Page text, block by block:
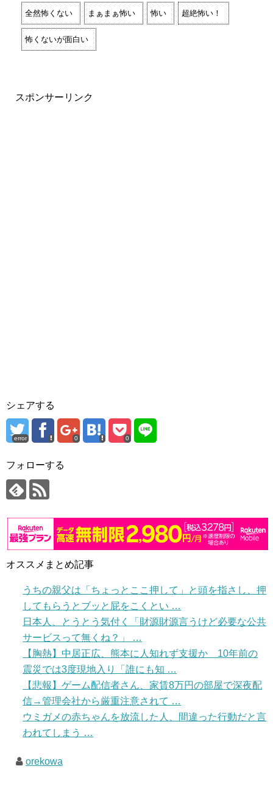
全然怖くない まぁまぁ怖い 怖い 超絶怖い！
怖くないが面白い
スポンサーリンク
シェアする
error 0 0
フォローする
オススメまとめ記事
うちの親父は「ちょっとここ押して」と頭を指さし、押
してもらうとブッと屁をこくとい …
日本人、とうとう気付く「財源財源言うけど必要な公共
サービスって無くね？」 …
【胸熱】中居正広、熊本に人知れず支援か 10年前の
震災では3度現地入り「誰にも知 …
【悲報】ゲーム配信者さん、家賃8万円の部屋で深夜配
信→管理会社から厳重注意されて …
ウミガメの赤ちゃんを放流した人、間違った行動だと言
われてしまう …
orekowa